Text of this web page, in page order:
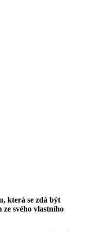
která se zdá být
svého vlastního